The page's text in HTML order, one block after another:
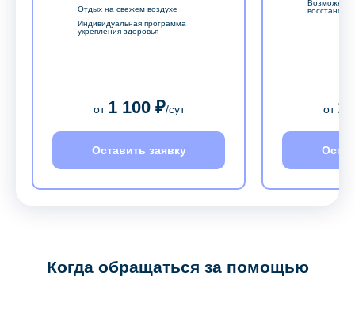
Отдых на свежем воздухе
Индивидуальная программа
укрепления здоровья
от 1 100 ₽/сут
Оставить заявку
от 1
Когда обращаться за помощью